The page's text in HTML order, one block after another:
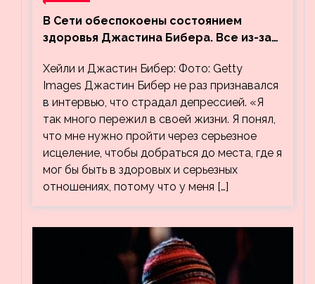
В Сети обеспокоены состоянием
здоровья Джастина Бибера. Все из-за
Хейли
Хейли и Джастин Бибер: Фото: Getty
Images Джастин Бибер не раз признавался
в интервью, что страдал депрессией. «Я
так много пережил в своей жизни. Я понял,
что мне нужно пройти через серьезное
исцеление, чтобы добраться до места, где я
мог бы быть в здоровых и серьезных
отношениях, потому что у меня […]